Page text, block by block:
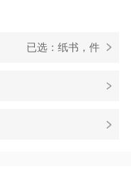
已选：纸书，件